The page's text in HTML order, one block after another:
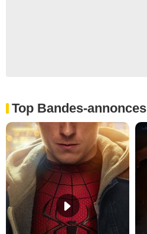
Top Bandes-annonces